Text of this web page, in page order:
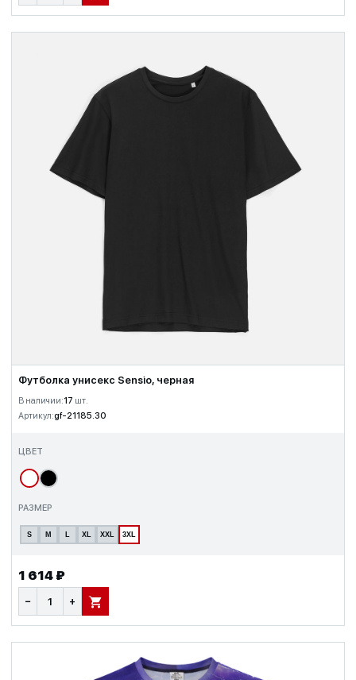
Футболка унисекс Sensio, черная
В наличии:17 шт.
Артикул:gf-21185.30
ЦВЕТ
РАЗМЕР
S M L XL XXL 3XL
1 614 ₽
− + В КОРЗИНУ